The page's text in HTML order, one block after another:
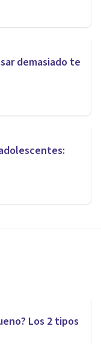
demasiado te
Los 2 tipos